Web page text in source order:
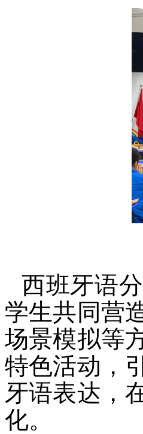
西班牙语
学生共同营
场景模拟等
特色活动，
牙语表达，
化。